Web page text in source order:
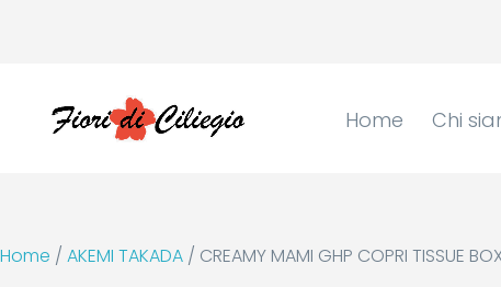
Home Chi
Home / AKEMI TAKADA / CREAMY MAMI GHP COPRI TISSUE